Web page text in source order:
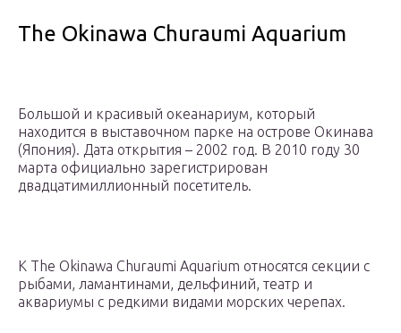
The Okinawa Churaumi Aquarium
Большой и красивый океанариум, который
находится в выставочном парке на острове Окинава
(Япония). Дата открытия – 2002 год. В 2010 году 30
марта официально зарегистрирован
двадцатимиллионный посетитель.
К The Okinawa Churaumi Aquarium относятся секции с
рыбами, ламантинами, дельфиний, театр и
аквариумы с редкими видами морских черепах.